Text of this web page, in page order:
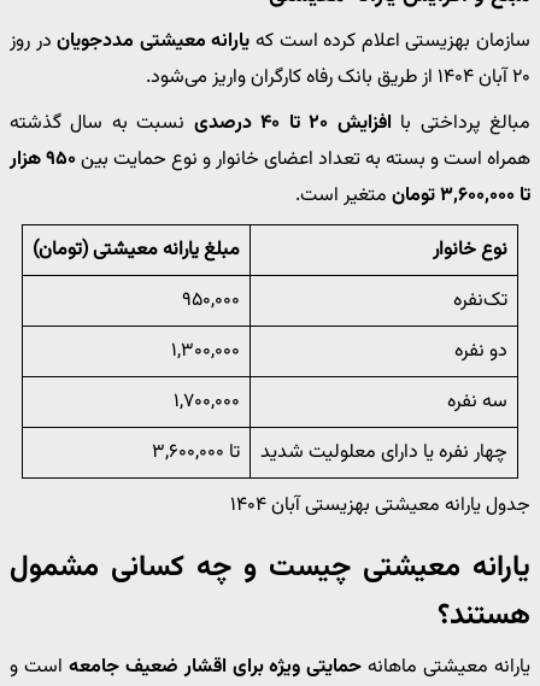
سازمان بهزیستی اعلام کرده است که یارانه معیشتی مددجویاندر روز
۲۰ آبان ۱۴۰۴ از طریق بانک رفاه کارگران واریز می‌شود.
مبالغ پرداختی با افزایش ۲۰ تا ۴۰ درصدی
نسبت به سال گذشته
همراه است و بسته به تعداد اعضای خانوار و نوع حمایت بین
۹۵۰ هزار
تا ۳,۶۰۰,۰۰۰ تومان
متغیر است.
نوع خانوار
مبلغ یارانه معیشتی (تومان)
تک‌نفره
۹۵۰,۰۰۰
دو نفره
۱,۳۰۰,۰۰۰
سه نفره
۱,۷۰۰,۰۰۰
چهار نفره یا دارای معلولیت شدید
تا ۳,۶۰۰,۰۰۰
جدول یارانه معیشتی بهزیستی آبان ۱۴۰۴
یارانه معیشتی چیست و چه کسانی مشمول
هستند؟
یارانه معیشتی ماهانه حمایتی ویژه برای اقشار ضعیف جامعه است و